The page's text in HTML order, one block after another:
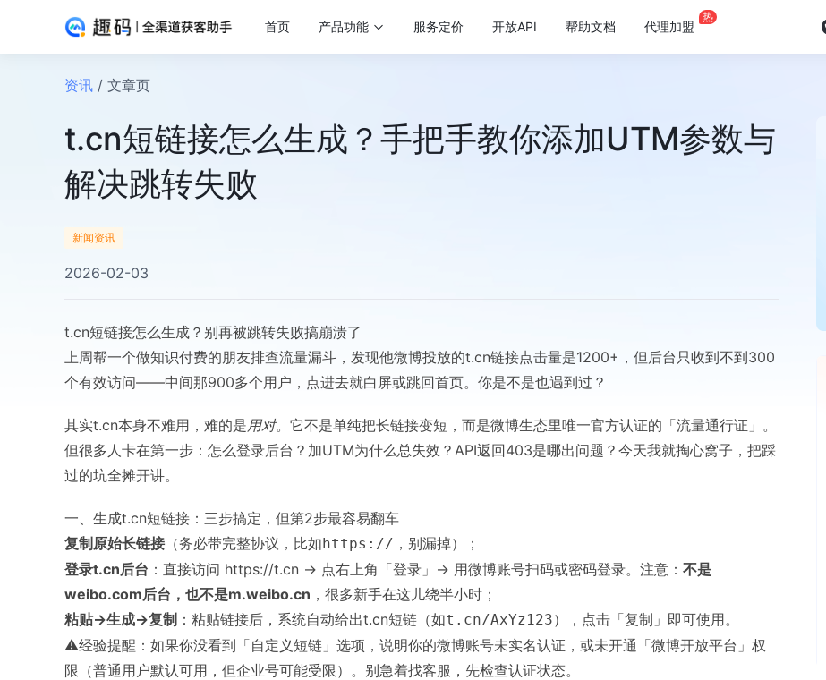
首页 产品功能 服务定价 开放API 帮助文档 代理加盟
热
资讯 / 文章页
t.cn短链接怎么生成？手把手教你添加UTM参数与
解决跳转失败
新闻资讯
2026-02-03
t.cn短链接怎么生成？别再被跳转失败搞崩溃了
上周帮一个做知识付费的朋友排查流量漏斗，发现他微博投放的t.cn链接点击量是1200+，但后台只收到不到300
个有效访问——中间那900多个用户，点进去就白屏或跳回首页。你是不是也遇到过？
其实t.cn本身不难用，难的是用对。它不是单纯把长链接变短，而是微博生态里唯一官方认证的「流量通行证」。
但很多人卡在第一步：怎么登录后台？加UTM为什么总失效？API返回403是哪出问题？今天我就掏心窝子，把踩
过的坑全摊开讲。
一、生成t.cn短链接：三步搞定，但第2步最容易翻车
复制原始长链接（务必带完整协议，比如https:// ，别漏掉）；
登录t.cn后台 ：直接访问 https://t.cn → 点右上角「登录」→ 用微博账号扫码或密码登录。注意： 不是
weibo.com后台，也不是m.weibo.cn ，很多新手在这儿绕半小时；
粘贴→生成→复制 ：粘贴链接后，系统自动给出t.cn短链（如t.cn/AxYz123），点击「复制」即可使用。
⚠️经验提醒：如果你没看到「自定义短链」选项，说明你的微博账号未实名认证，或未开通「微博开放平台」权
限（普通用户默认可用，但企业号可能受限）。别急着找客服，先检查认证状态。